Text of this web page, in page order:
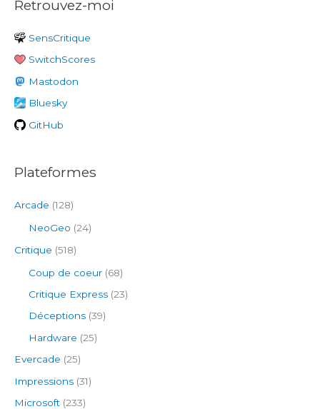
h
r
c
h
e
r
Retrouvez-moi
SensCritique
SwitchScores
Mastodon
Bluesky
GitHub
Plateformes
Arcade (128)
NeoGeo (24)
Critique (518)
Coup de coeur (68)
Critique Express (23)
Déceptions (39)
Hardware (25)
Evercade (25)
Impressions (31)
Microsoft (233)